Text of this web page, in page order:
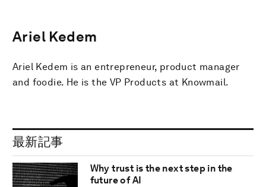
Ariel Kedem
Ariel Kedem is an entrepreneur, product manager
and foodie. He is the VP Products at Knowmail.
最新記事
Why trust is the next step in the
future of AI